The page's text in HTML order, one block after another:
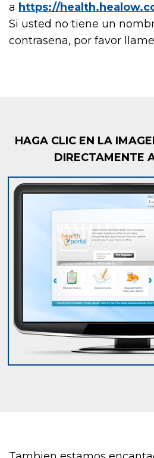
a https://
Si usted no tiene un
contrasena, por favor
HAGA CLIC EN LA
DIRECTAMENTE